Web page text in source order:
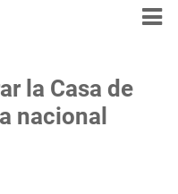
la Casa de
nacional